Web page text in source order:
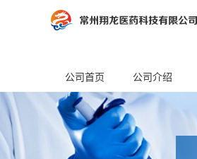
公司首页 公司介绍